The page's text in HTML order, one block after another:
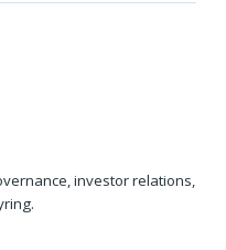
investor relations,